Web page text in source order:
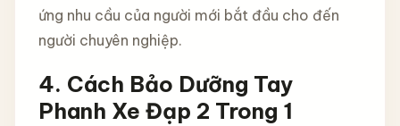
ứng nhu cầu của người mới bắt đầu cho đến
người chuyên nghiệp.
4. Cách Bảo Dưỡng Tay
Phanh Xe Đạp 2 Trong 1